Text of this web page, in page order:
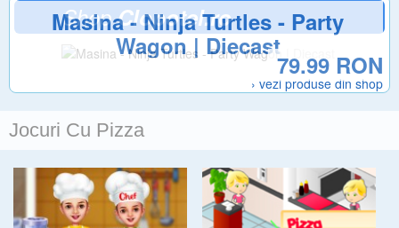
ShopClopotel.ro
Masina - Ninja Turtles - Party
Wagon | Diecast
79.99 RON
› vezi produse din shop
Jocuri Cu Pizza